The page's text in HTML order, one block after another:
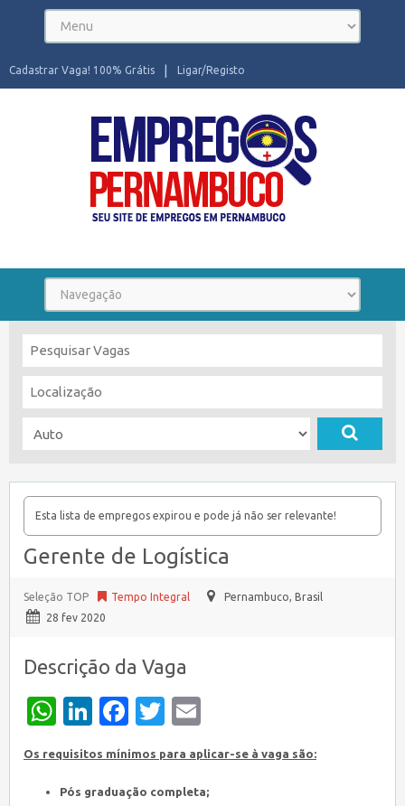
Ligar/Registo
Cadastrar Vaga! 100% Grátis
Esta lista de empregos expirou e pode já não ser relevante!
Gerente de Logística
Seleção TOP Tempo Integral Pernambuco, Brasil
28 fev 2020
Descrição da Vaga
WhatsApp
LinkedIn
Facebook
Twitter
Os requisitos mínimos para aplicar-se à vaga são:
Pós graduação completa;